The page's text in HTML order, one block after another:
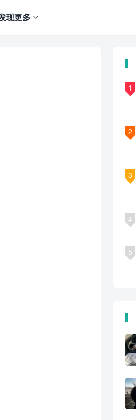
现更多
1
2
3
4
5